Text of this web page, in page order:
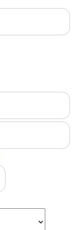
Chưa bao gồm
phí lãnh sự, phí